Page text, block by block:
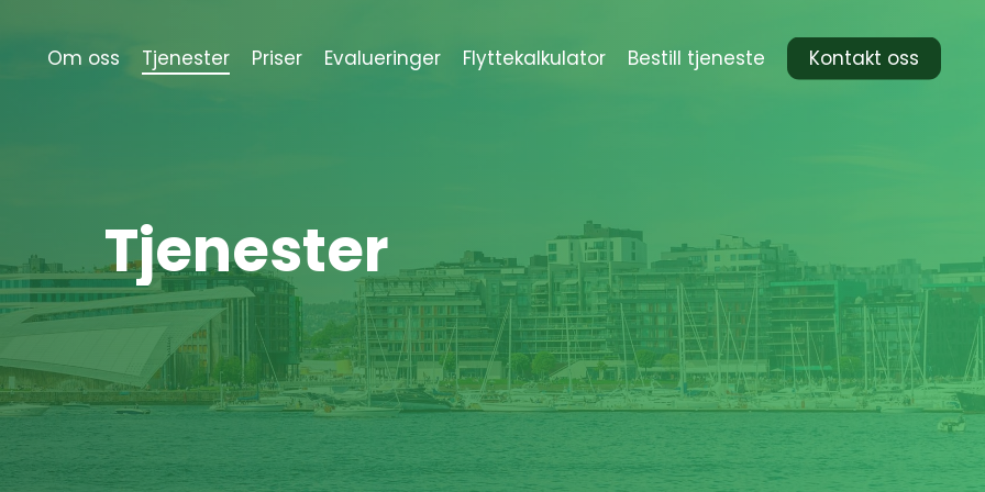
Om oss Tjenester Priser Evalueringer Flyttekalkulator Bestill tjeneste Kontakt oss
Tjenester